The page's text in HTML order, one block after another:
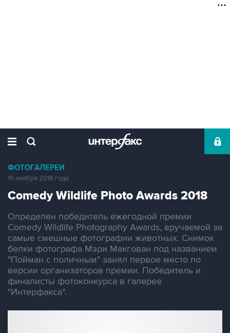
ФОТОГАЛЕРЕИ
19 ноября 2018 года
Comedy Wildlife Photo Awards 2018
Определен победитель ежегодной премии
Comedy Wildlife Photography Awards, вручаемой за
самые смешные фотографии животных. Снимок
белки фотографа Мэри Макгован под названием
"Пойман с поличным" занял первое место по
версии организаторов премии. Победитель и
финалисты фотоконкурса в галерее
"Интерфакса".